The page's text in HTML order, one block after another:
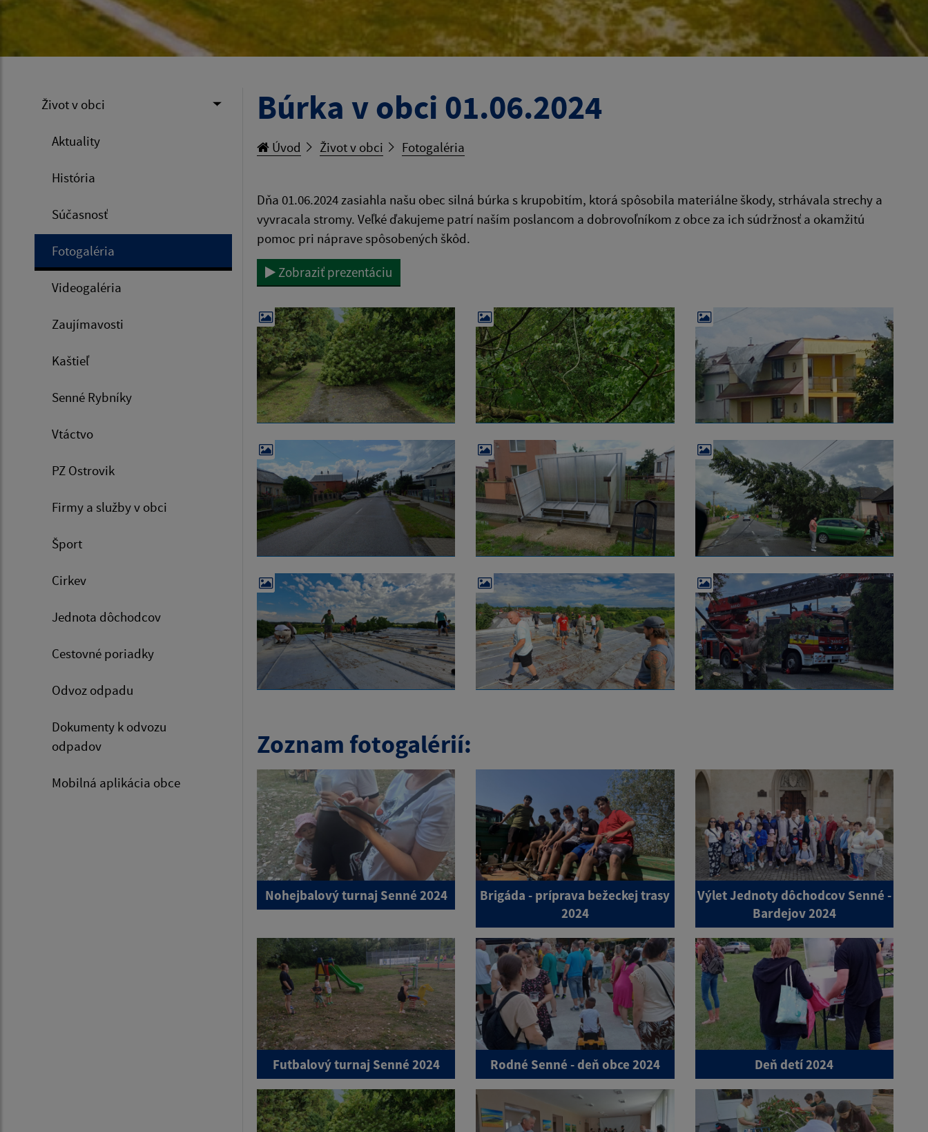
Život v obci
Aktuality
História
Súčasnosť
Fotogaléria
Videogaléria
Zaujímavosti
Kaštieľ
Senné Rybníky
Vtáctvo
PZ Ostrovik
Firmy a služby v obci
Šport
Cirkev
Jednota dôchodcov
Cestovné poriadky
Odvoz odpadu
Dokumenty k odvozu
odpadov
Mobilná aplikácia obce
Búrka v obci 01.06.2024
Úvod Život v obci Fotogaléria
Dňa 01.06.2024 zasiahla našu obec silná búrka s krupobitím, ktorá spôsobila materiálne škody, strhávala strechy a
vyvracala stromy. Veľké ďakujeme patrí naším poslancom a dobrovoľníkom z obce za ich súdržnosť a okamžitú
pomoc pri náprave spôsobených škôd.
Zobraziť prezentáciu
Zoznam fotogalérií:
Nohejbalový turnaj Senné 2024
Brigáda - príprava bežeckej trasy
2024
Výlet Jednoty dôchodcov Senné -
Bardejov 2024
Futbalový turnaj Senné 2024 Rodné Senné - deň obce 2024 Deň detí 2024